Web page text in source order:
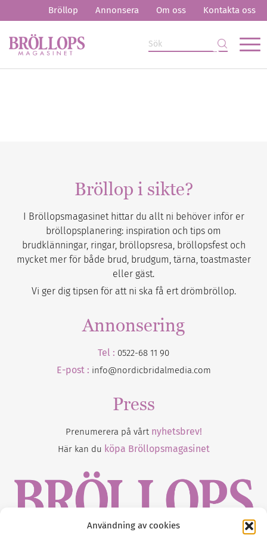
Användning av cookies
Bröllop Annonsera Om oss Kontakta oss
Bröllop i sikte?
I Bröllopsmagasinet hittar du allt ni behöver inför er
bröllopsplanering: inspiration och tips om
brudklänningar, ringar, bröllopsresa, bröllopsfest och
mycket mer för både brud, brudgum, tärna, toastmaster
eller gäst.
Vi ger dig tipsen för att ni ska få ert drömbröllop.
Annonsering
Tel : 0522-68 11 90
E-post : info@nordicbridalmedia.com
Press
Prenumerera på vårt nyhetsbrev!
Här kan du köpa Bröllopsmagasinet